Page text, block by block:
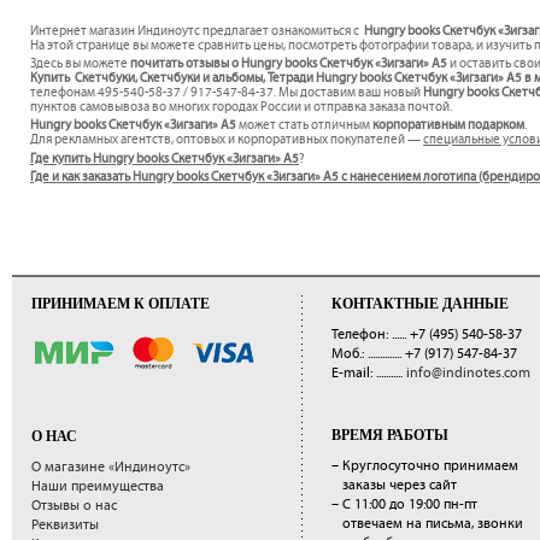
Интернет магазин Индиноутс предлагает ознакомиться с Hungry books Скетчбук
На этой странице вы можете сравнить цены, посмотреть фотографии товара, и
Здесь вы можете почитать отзывы о Hungry books Скетчбук «Зигзаги» А5и оставить
Купить Скетчбуки, Скетчбуки и альбомы, Тетради Hungry books Скетчбук «Зигзаги» А5
телефонам 495-540-58-37 / 917-547-84-37. Мы доставим ваш новый Hungry books
пунктов самовывоза во многих городах России и отправка заказа почтой.
Hungry books Скетчбук «Зигзаги» А5может стать отличным корпоративным подарком.
Для рекламных агентств, оптовых и корпоративных покупателей —специальные
Где купить Hungry books Скетчбук «Зигзаги» А5?
Где и как заказать Hungry books Скетчбук «Зигзаги» А5 с нанесением логотипа
ПРИНИМАЕМ К ОПЛАТЕ
О НАС
О магазине «Индиноутс»
Наши преимущества
Отзывы о нас
Реквизиты
КОНТАКТНЫЕ ДАННЫЕ
Телефон: ...... +7 (495) 540-58-37
Моб.: .............. +7 (917) 547-84-37
E-mail: ........... info@indinotes.com
ВРЕМЯ РАБОТЫ
– Круглосуточно принимаем
заказы через сайт
– С 11:00 до 19:00 пн-пт
отвечаем на письма, звонки